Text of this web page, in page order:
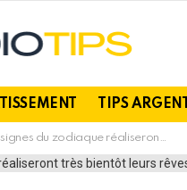
TIPS ARGENT
du zodiaque réaliseront très bientôt leurs rêves !